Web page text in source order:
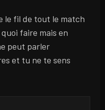
le fil de tout le match
faire mais en
peut parler
et tu ne te sens